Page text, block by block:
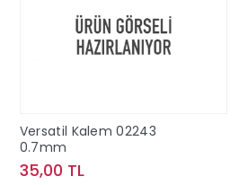
Versatil Kalem 02243
0.7mm
35,00 TL